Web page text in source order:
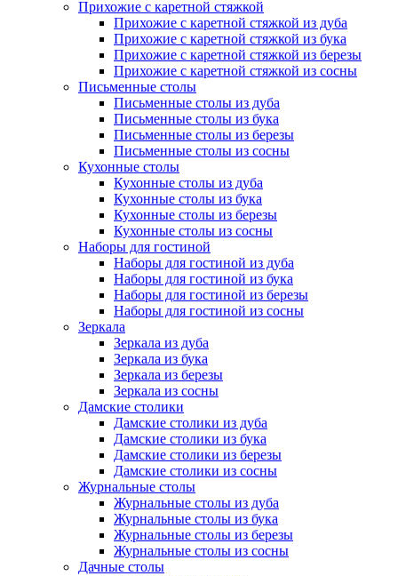
Прихожие с каретной стяжкой
Прихожие с каретной стяжкой из дуба
Прихожие с каретной стяжкой из бука
Прихожие с каретной стяжкой из березы
Прихожие с каретной стяжкой из сосны
Письменные столы
Письменные столы из дуба
Письменные столы из бука
Письменные столы из березы
Письменные столы из сосны
Кухонные столы
Кухонные столы из дуба
Кухонные столы из бука
Кухонные столы из березы
Кухонные столы из сосны
Наборы для гостиной
Наборы для гостиной из дуба
Наборы для гостиной из бука
Наборы для гостиной из березы
Наборы для гостиной из сосны
Зеркала
Зеркала из дуба
Зеркала из бука
Зеркала из березы
Зеркала из сосны
Дамские столики
Дамские столики из дуба
Дамские столики из бука
Дамские столики из березы
Дамские столики из сосны
Журнальные столы
Журнальные столы из дуба
Журнальные столы из бука
Журнальные столы из березы
Журнальные столы из сосны
Дачные столы